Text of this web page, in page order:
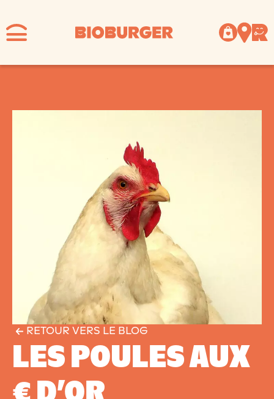
RETOUR VERS LE BLOG
LES POULES AUX
€ D’OR